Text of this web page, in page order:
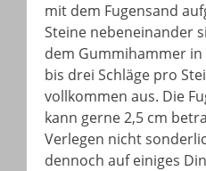
mit dem Fugensand
Steine nebeneinander
dem Gummihammer
bis drei Schläge pro
vollkommen aus. Die
kann gerne 2,5 cm
Verlegen nicht
dennoch auf einiges